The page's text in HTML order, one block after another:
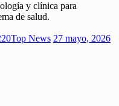
y clínica para
de salud.
Top News 27 mayo, 2026